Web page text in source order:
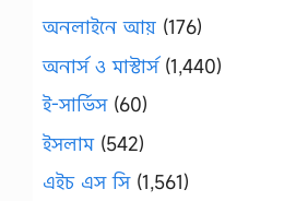
অনলাইনে আয় (176)
অনার্স ও মাস্টার্স(1,440)
ই-সার্ভিস(60)
ইসলাম(542)
এইচ এস সি(1,561)